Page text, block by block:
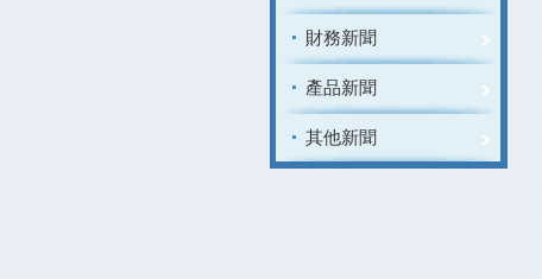
財務新聞
產品新聞
其他新聞